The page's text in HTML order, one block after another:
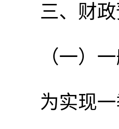
三、财
（一）
为实现